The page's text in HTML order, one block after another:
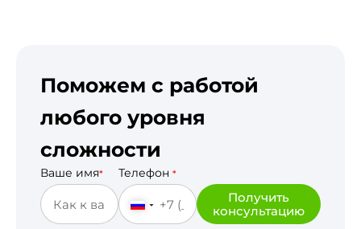
Поможем с работой
любого уровня
сложности
Ваше имя* Телефон *
Получить
консультацию